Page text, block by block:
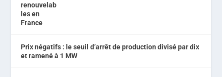
Prix négatifs : le seuil d’arrêt de production divisé par dix
et ramené à 1 MW